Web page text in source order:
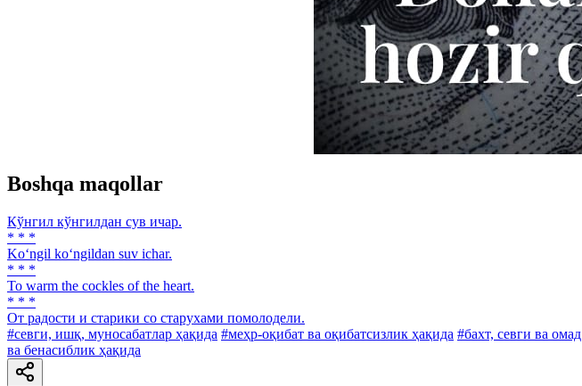
Boshqa maqollar
Кўнгил кўнгилдан сув ичар.
* * *
Ko‘ngil ko‘ngildan suv ichar.
* * *
To warm the cockles of the heart.
* * *
От радости и старики со старухами помолодели.
#севги, ишқ, муносабатлар ҳақида #меҳр-оқибат ва оқибатсизлик ҳақида #бахт, севги ва омад
ва бенасиблик ҳақида